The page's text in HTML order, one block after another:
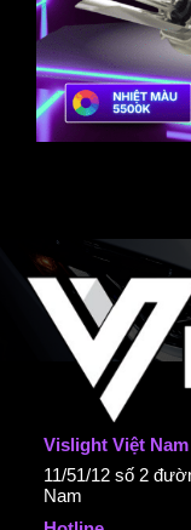
Vislight Việt Nam
11/51/12 số 2
Nam